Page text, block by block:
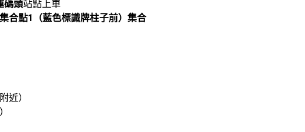
碼頭
合點1（藍色標識牌柱子前）集合
近）